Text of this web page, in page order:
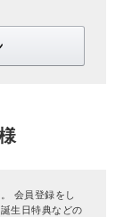
会員登録をし
生日特典などの